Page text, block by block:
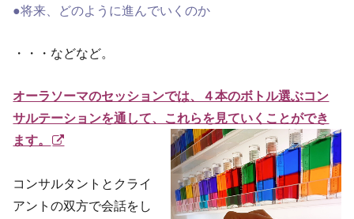
●将来、どのように進んでいくのか
・・・などなど。
オーラソーマのセッションでは、４本のボトル選ぶコン
サルテーションを通して、これらを見ていくことができ
ます。
コンサルタントとクライ
アントの双方で会話をし